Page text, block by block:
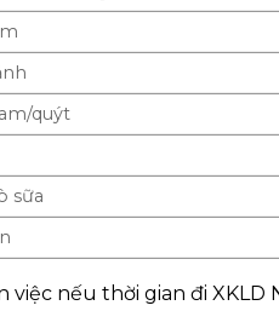
quýt
sữa
việc nếu thời gian đi